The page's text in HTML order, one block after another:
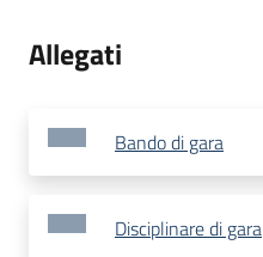
Allegati
Bando di gara
Disciplinare di gara